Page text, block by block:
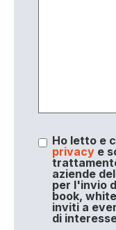
Ho letto e
privacye
aziende
per l'invio
book,
inviti a
di